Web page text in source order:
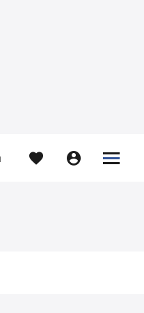
  

